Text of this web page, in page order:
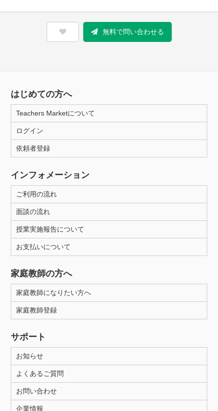
無料で問い合わせる
はじめての方へ
Teachers Marketについて
ログイン
依頼者登録
インフォメーション
ご利用の流れ
面談の流れ
授業実施報告について
お支払いについて
家庭教師の方へ
家庭教師になりたい方へ
家庭教師登録
サポート
お知らせ
よくあるご質問
お問い合わせ
企業情報